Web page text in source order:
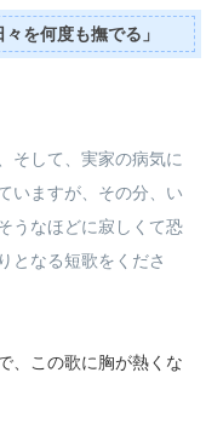
を何度も撫でる」
そして、実家の病気に
いますが、その分、い
うなほどに寂しくて恐
となる短歌をくださ
、この歌に胸が熱くな